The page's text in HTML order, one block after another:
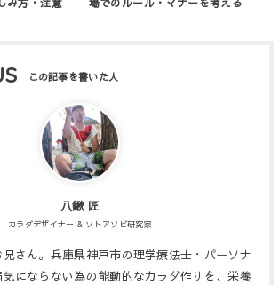
八鍬 匠
カラダデザイナー & ソトアソビ研究家
さん。兵庫県神戸市の理学療法士・パーソナ
にならない為の能動的なカラダ作りを、栄養